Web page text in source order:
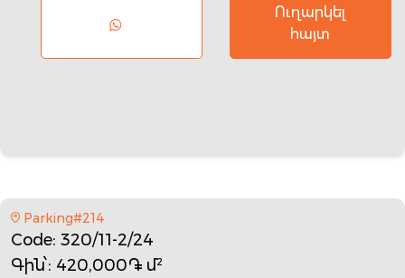
Ուղարկել
հայտ
Parking#214
Code: 320/11-2/24
Գին՝: 420,000֏ մ²